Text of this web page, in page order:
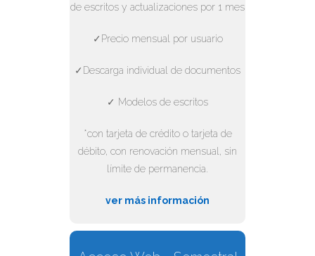
de escritos y actualizaciones por 1 mes
✓Precio mensual por usuario
✓Descarga individual de documentos
✓ Modelos de escritos
*con tarjeta de crédito o tarjeta de
débito, con renovación mensual, sin
límite de permanencia.
ver más información